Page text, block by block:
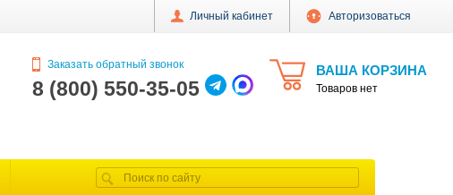
Личный кабинет Авторизоваться
ВАША КОРЗИНА
Товаров нет
Заказать обратный звонок
8 (800) 550-35-05